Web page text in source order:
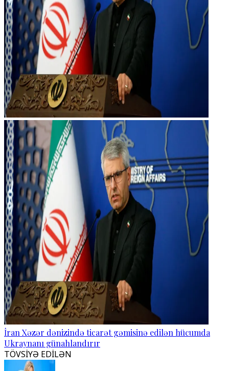
İran Xəzər dənizində ticarət gəmisinə edilən hücumda
Ukraynanı günahlandırır
TÖVSİYƏ EDİLƏN